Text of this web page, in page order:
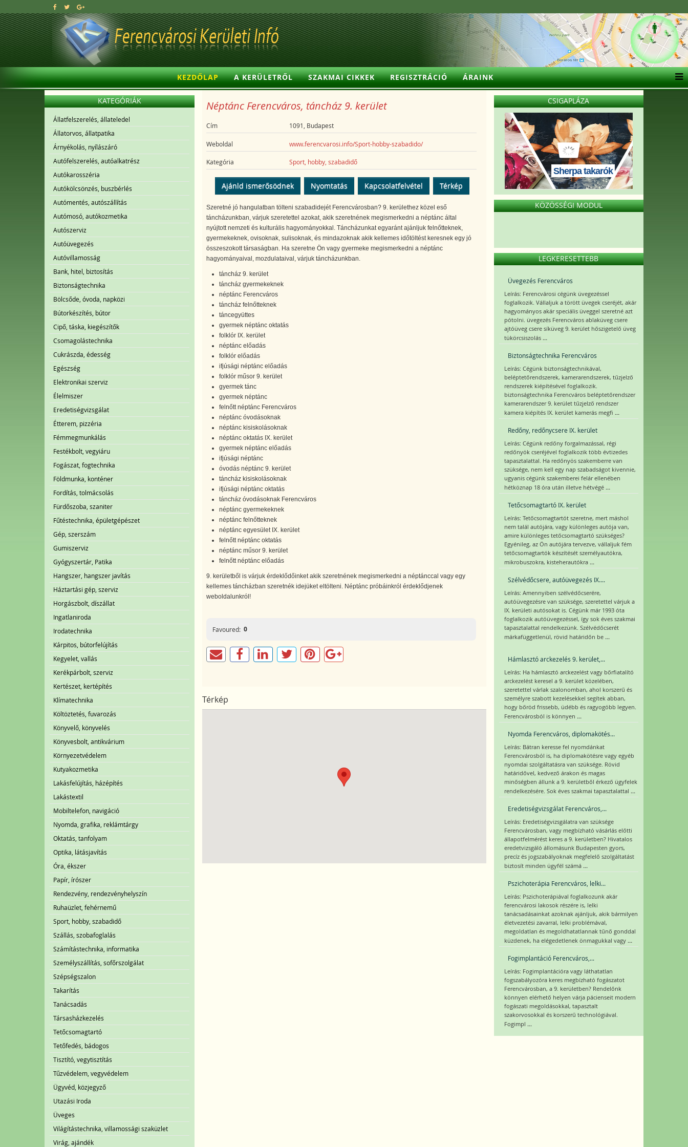
KEZDŐLAP A KERÜLETRŐL SZAKMAI CIKKEK REGISZTRÁCIÓ ÁRAINK
KATEGÓRIÁK
Állatfelszerelés, állateledel
Állatorvos, állatpatika
Árnyékolás, nyílászáró
Autófelszerelés, autóalkatrész
Autókarosszéria
Autókölcsönzés, buszbérlés
Autómentés, autószállítás
Autómosó, autókozmetika
Autószerviz
Autóüvegezés
Autóvillamosság
Bank, hitel, biztosítás
Biztonságtechnika
Bölcsőde, óvoda, napközi
Bútorkészítés, bútor
Cipő, táska, kiegészítők
Csomagolástechnika
Cukrászda, édesség
Egészség
Elektronikai szerviz
Élelmiszer
Eredetiségvizsgálat
Étterem, pizzéria
Fémmegmunkálás
Festékbolt, vegyiáru
Fogászat, fogtechnika
Földmunka, konténer
Fordítás, tolmácsolás
Fürdőszoba, szaniter
Fűtéstechnika, épületgépészet
Gép, szerszám
Gumiszerviz
Gyógyszertár, Patika
Hangszer, hangszer javítás
Háztartási gép, szerviz
Horgászbolt, díszállat
Ingatlaniroda
Irodatechnika
Kárpitos, bútorfelújítás
Kegyelet, vallás
Kerékpárbolt, szerviz
Kertészet, kertépítés
Klímatechnika
Költöztetés, fuvarozás
Könyvelő, könyvelés
Könyvesbolt, antikvárium
Környezetvédelem
Kutyakozmetika
Lakásfelújítás, házépítés
Lakástextil
Mobiltelefon, navigáció
Nyomda, grafika, reklámtárgy
Oktatás, tanfolyam
Optika, látásjavítás
Óra, ékszer
Papír, írószer
Rendezvény, rendezvényhelyszín
Ruhaüzlet, fehérnemű
Sport, hobby, szabadidő
Szállás, szobafoglalás
Számítástechnika, informatika
Személyszállítás, sofőrszolgálat
Szépségszalon
Takarítás
Tanácsadás
Társasházkezelés
Tetőcsomagtartó
Tetőfedés, bádogos
Tisztító, vegytisztítás
Tűzvédelem, vegyvédelem
Ügyvéd, közjegyző
Utazási Iroda
Üveges
Világítástechnika, villamossági szaküzlet
Virág, ajándék
Néptánc Ferencváros, táncház 9. kerület
Cím 1091, Budapest
Weboldal www.ferencvarosi.info/Sport-hobby-szabadido/
Kategória Sport, hobby, szabadidő
Ajánld ismerősödnek Nyomtatás Kapcsolatfelvétel Térkép
Szeretné jó hangulatban tölteni szabadidejét Ferencvárosban? 9. kerülethez közel eső
táncházunkban, várjuk szeretettel azokat, akik szeretnének megismerkedni a néptánc által
nyújtott nemzeti és kulturális hagyományokkal. Táncházunkat egyaránt ajánljuk felnőtteknek,
gyermekeknek, ovisoknak, sulisoknak, és mindazoknak akik kellemes időtöltést keresnek egy jó
összeszokott társaságban. Ha szeretne Ön vagy gyermeke megismerkedni a néptánc
hagyományaival, mozdulataival, várjuk táncházunkban.
táncház 9. kerület
táncház gyermekeknek
néptánc Ferencváros
táncház felnőtteknek
táncegyüttes
gyermek néptánc oktatás
folklór IX. kerület
néptánc előadás
folklór előadás
ifjúsági néptánc előadás
folklór műsor 9. kerület
gyermek tánc
gyermek néptánc
felnőtt néptánc Ferencváros
néptánc óvodásoknak
néptánc kisiskolásoknak
néptánc oktatás IX. kerület
gyermek néptánc előadás
ifjúsági néptánc
óvodás néptánc 9. kerület
táncház kisiskolásoknak
ifjúsági néptánc oktatás
táncház óvodásoknak Ferencváros
néptánc gyermekeknek
néptánc felnőtteknek
néptánc egyesület IX. kerület
felnőtt néptánc oktatás
néptánc műsor 9. kerület
felnőtt néptánc előadás
9. kerületből is várjuk érdeklődőinket akik szeretnének megismerkedni a néptánccal vagy egy
kellemes táncházban szeretnék idejüket eltölteni. Néptánc próbáinkról érdeklődjenek
weboldalunkról!
Favoured: 0
Térkép
CSIGAPLÁZA
Sherpa takarók
KÖZÖSSÉGI MODUL
LEGKERESETTEBB
Üvegezés Ferencváros
Leírás: Ferencvárosi cégünk üvegezéssel
foglalkozik. Vállaljuk a törött üvegek cseréjét, akár
hagyományos akár speciális üveggel szeretné azt
pótolni. üvegezés Ferencváros ablaküveg csere
ajtóüveg csere síküveg 9. kerület hőszigetelő üveg
tükörcsiszolás ...
Biztonságtechnika Ferencváros
Leírás: Cégünk biztonságtechnikával,
beléptetőrendszerek, kamerarendszerek, tűzjelző
rendszerek kiépítésével foglalkozik.
biztonságtechnika Ferencváros beléptetőrendszer
kamerarendszer 9. kerület tűzjelző rendszer
kamera kiépítés IX. kerület kamerás megfi ...
Redőny, redőnycsere IX. kerület
Leírás: Cégünk redőny forgalmazással, régi
redőnyök cseréjével foglalkozik több évtizedes
tapasztalattal. Ha redőnyös szakemberre van
szüksége, nem kell egy nap szabadságot kivennie,
ugyanis cégünk szakemberei felár ellenében
hétköznap 18 óra után illetve hétvégé ...
Tetőcsomagtartó IX. kerület
Leírás: Tetőcsomagtartót szeretne, mert máshol
nem talál autójára, vagy különleges autója van,
amire különleges tetőcsomagtartó szükséges?
Egyénileg, az Ön autójára tervezve, vállaljuk fém
tetőcsomagtartók készítését személyautókra,
mikrobuszokra, kisteherautókra ...
Szélvédőcsere, autóüvegezés IX....
Leírás: Amennyiben szélvédőcserére,
autóüvegezésre van szüksége, szeretettel várjuk a
IX. kerületi autósokat is. Cégünk már 1993 óta
foglalkozik autóüvegezéssel, így sok éves szakmai
tapasztalattal rendelkezünk. Szélvédőcserét
márkafüggetlenül, rövid határidőn be ...
Hámlasztó arckezelés 9. kerület,...
Leírás: Ha hámlasztó arckezelést vagy bőrfiatalító
arckezelést keresel a 9. kerület közelében,
szeretettel várlak szalonomban, ahol korszerű és
személyre szabott kezelésekkel segítek abban,
hogy bőröd frissebb, üdébb és ragyogóbb legyen.
Ferencvárosból is könnyen ...
Nyomda Ferencváros, diplomakötés...
Leírás: Bátran keresse fel nyomdánkat
Ferencvárosból is, ha diplomakötésre vagy egyéb
nyomdai szolgáltatásra van szüksége. Rövid
határidővel, kedvező árakon és magas
minőségben állunk a 9. kerületből érkező ügyfelek
rendelkezésére. Sok éves szakmai tapasztalattal ...
Eredetiségvizsgálat Ferencváros,...
Leírás: Eredetiségvizsgálatra van szüksége
Ferencvárosban, vagy megbízható vásárlás előtti
állapotfelmérést keres a 9. kerületben? Hivatalos
eredetvizsgáló állomásunk Budapesten gyors,
precíz és jogszabályoknak megfelelő szolgáltatást
biztosít minden ügyfél számá ...
Pszichoterápia Ferencváros, lelki...
Leírás: Pszichoterápiával foglalkozunk akár
ferencvárosi lakosok részére is, lelki
tanácsadásainkat azoknak ajánljuk, akik bármilyen
életvezetési zavarral, lelki problémával,
megoldatlan és megoldhatatlannak tűnő gonddal
küzdenek, ha elégedetlenek önmagukkal vagy ...
Fogimplantáció Ferencváros,...
Leírás: Fogimplantációra vagy láthatatlan
fogszabályozóra keres megbízható fogászatot
Ferencvárosban, a 9. kerületben? Rendelőnk
könnyen elérhető helyen várja pácienseit modern
fogászati megoldásokkal, tapasztalt
szakorvosokkal és korszerű technológiával.
Fogimpl ...